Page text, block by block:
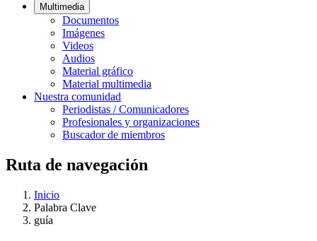
Multimedia
Documentos
Imágenes
Videos
Audios
Material gráfico
Material multimedia
Nuestra comunidad
Periodistas / Comunicadores
Profesionales y organizaciones
Buscador de miembros
Ruta de navegación
Inicio
Palabra Clave
guía